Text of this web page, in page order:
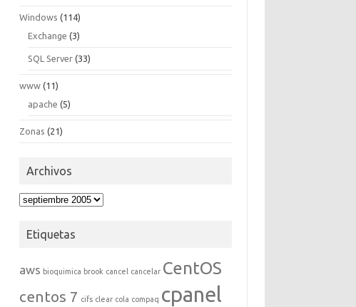
Windows (114)
Exchange (3)
SQL Server (33)
www (11)
apache (5)
Zonas (21)
Archivos
Archivos
Etiquetas
aws bioquimica brook cancel cancelar CentOS
centos 7 cifs clear cola compaq cpanel